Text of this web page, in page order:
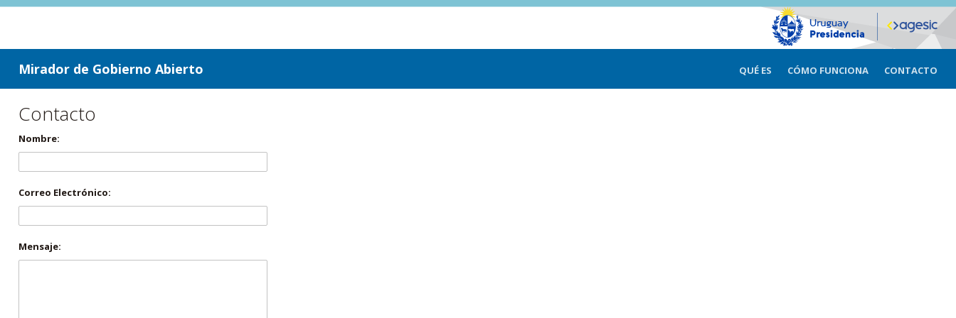
ir a contenido
ir al menú
Mirador de Gobierno Abierto QUÉ ES CÓMO FUNCIONA CONTACTO
Contacto
Nombre:
Correo Electrónico:
Mensaje: